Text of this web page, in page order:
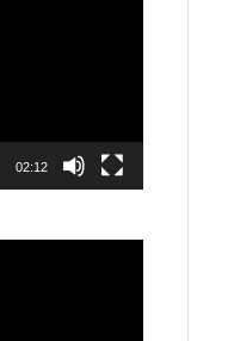
02:12